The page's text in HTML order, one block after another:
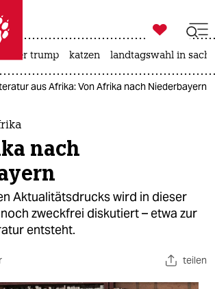
taz zahl ich
taz zahl ich

taz zahl ich
unter trump katzen landtagswahl in
aus Afrika: Von Afrika nach Niederbayern
nach
Aktualitätsdrucks wird in dieser
zweckfrei diskutiert – etwa zur
entsteht.
teilen